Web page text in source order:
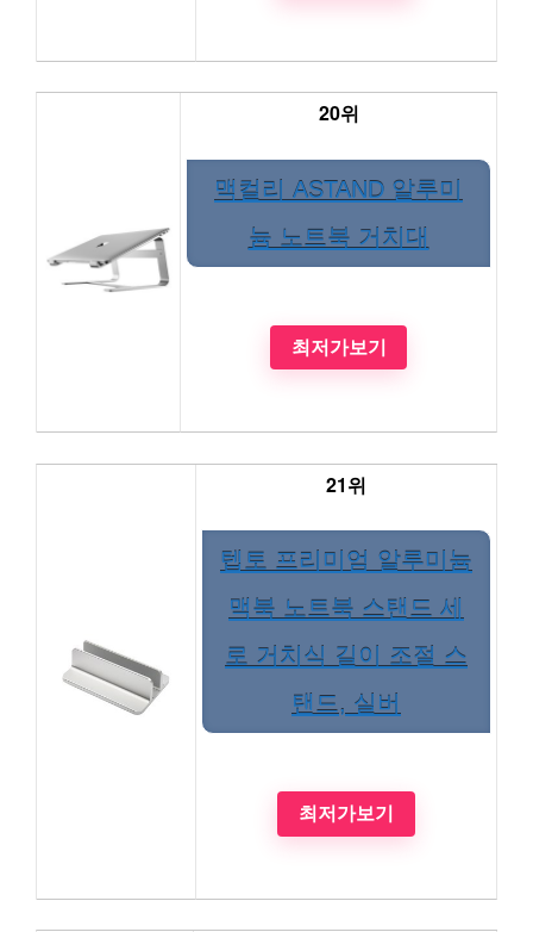
20위
맥컬리 ASTAND 알루미
늄 노트북 거치대
최저가보기
21위
텝토 프리미엄 알루미늄
맥북 노트북 스탠드 세
로 거치식 길이 조절 스
탠드, 실버
최저가보기